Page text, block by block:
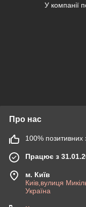
У компанії
Про нас
100% позитивних
Працює з
м. Київ
Киів,вулиця
Україна